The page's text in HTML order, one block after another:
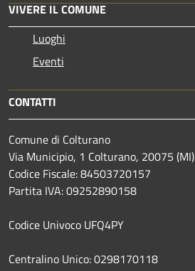
VIVERE IL COMUNE
Luoghi
Eventi
CONTATTI
Comune di Colturano
Via Municipio, 1 Colturano, 20075 (MI)
Codice Fiscale: 84503720157
Partita IVA: 09252890158
Codice Univoco UFQ4PY
Centralino Unico: 0298170118